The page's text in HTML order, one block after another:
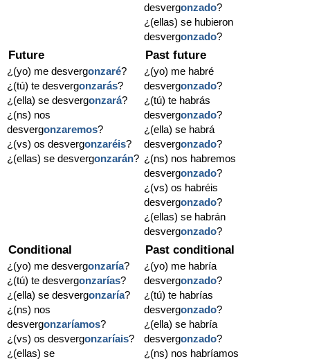
desvergonzado?
¿(ellas) se hubieron
desvergonzado?
Future
¿(yo) me desvergonzaré?
¿(tú) te desvergonzarás?
¿(ella) se desvergonzará?
¿(ns) nos
desvergonzaremos?
¿(vs) os desvergonzaréis?
¿(ellas) se desvergonzarán?
Past future
¿(yo) me habré
desvergonzado?
¿(tú) te habrás
desvergonzado?
¿(ella) se habrá
desvergonzado?
¿(ns) nos habremos
desvergonzado?
¿(vs) os habréis
desvergonzado?
¿(ellas) se habrán
desvergonzado?
Conditional
¿(yo) me desvergonzaría?
¿(tú) te desvergonzarías?
¿(ella) se desvergonzaría?
¿(ns) nos
desvergonzaríamos?
¿(vs) os desvergonzaríais?
¿(ellas) se
Past conditional
¿(yo) me habría
desvergonzado?
¿(tú) te habrías
desvergonzado?
¿(ella) se habría
desvergonzado?
¿(ns) nos habríamos